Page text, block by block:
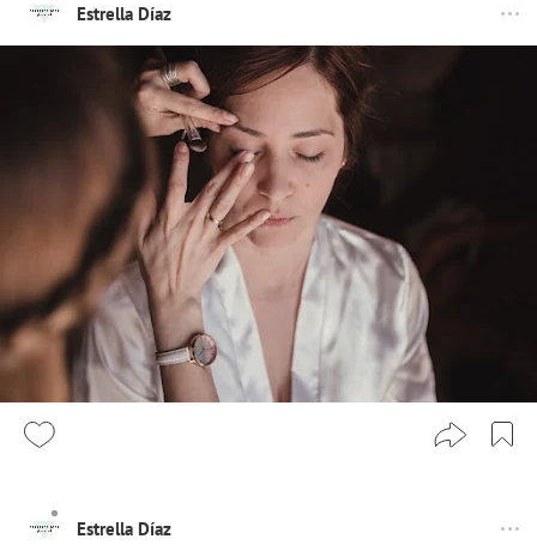
Estrella Díaz
Estrella Díaz